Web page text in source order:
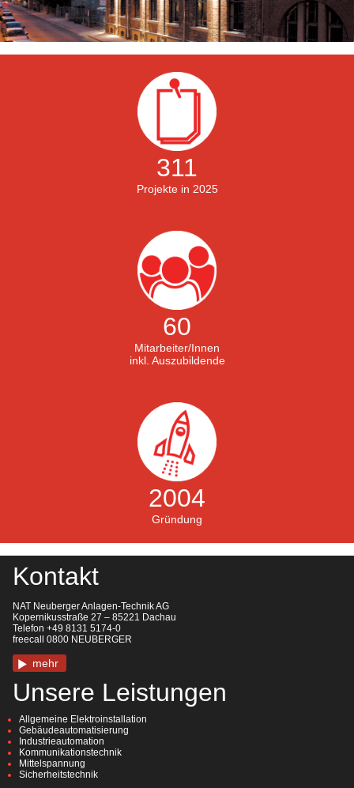
311
Projekte in 2025
60
Mitarbeiter/Innen
inkl. Auszubildende
2004
Gründung
Kontakt
NAT Neuberger Anlagen-Technik AG
Kopernikusstraße 27 – 85221 Dachau
Telefon +49 8131 5174-0
freecall 0800 NEUBERGER
mehr
Unsere Leistungen
Allgemeine Elektroinstallation
Gebäudeautomatisierung
Industrieautomation
Kommunikationstechnik
Mittelspannung
Sicherheitstechnik